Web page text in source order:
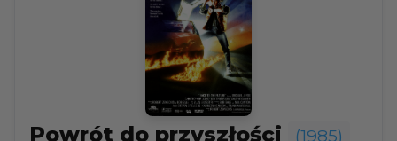
Powrót do przyszłości (1985)